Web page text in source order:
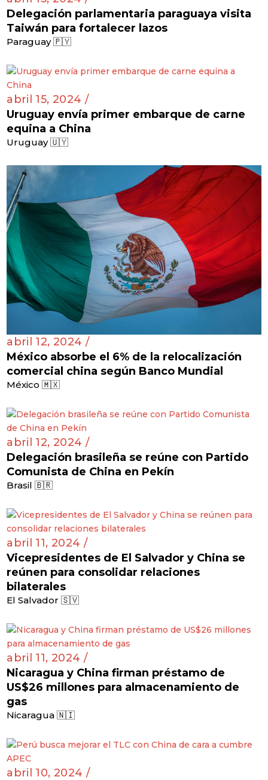
Delegación parlamentaria paraguaya visita
Taiwán para fortalecer lazos
Paraguay 🇵🇾
abril 15, 2024 /
Uruguay envía primer embarque de carne
equina a China
Uruguay 🇺🇾
abril 12, 2024 /
México absorbe el 6% de la relocalización
comercial china según Banco Mundial
México 🇲🇽
abril 12, 2024 /
Delegación brasileña se reúne con Partido
Comunista de China en Pekín
Brasil 🇧🇷
abril 11, 2024 /
Vicepresidentes de El Salvador y China se
reúnen para consolidar relaciones
bilaterales
El Salvador 🇸🇻
abril 11, 2024 /
Nicaragua y China firman préstamo de
US$26 millones para almacenamiento de
gas
Nicaragua 🇳🇮
abril 10, 2024 /